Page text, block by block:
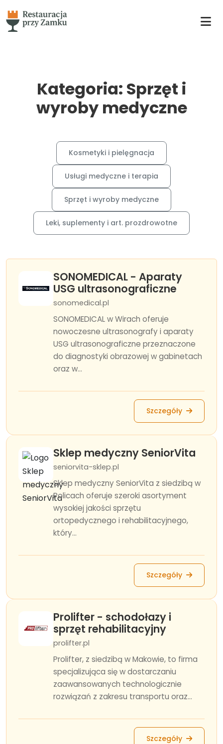
Kategoria: Sprzęt i
wyroby medyczne
Kosmetyki i pielęgnacja
Usługi medyczne i terapia
Sprzęt i wyroby medyczne
Leki, suplementy i art. prozdrowotne
SONOMEDICAL - Aparaty
USG ultrasonograficzne
sonomedical.pl
SONOMEDICAL w Wirach oferuje
nowoczesne ultrasonografy i aparaty
USG ultrasonograficzne przeznaczone
do diagnostyki obrazowej w gabinetach
oraz w...
Szczegóły
Sklep medyczny SeniorVita
seniorvita-sklep.pl
Sklep medyczny SeniorVita z siedzibą w
Policach oferuje szeroki asortyment
wysokiej jakości sprzętu
ortopedycznego i rehabilitacyjnego,
który...
Szczegóły
Prolifter - schodołazy i
sprzęt rehabilitacyjny
prolifter.pl
Prolifter, z siedzibą w Makowie, to firma
specjalizująca się w dostarczaniu
zaawansowanych technologicznie
rozwiązań z zakresu transportu oraz...
Szczegóły